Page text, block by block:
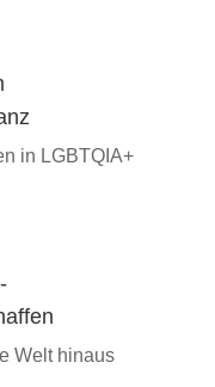
in LGBTQIA+
Welt hinaus